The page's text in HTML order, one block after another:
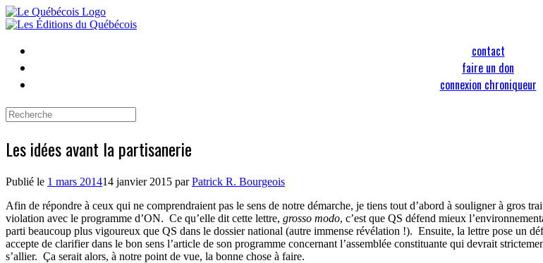
Skip
to
contact
faire un don
connexion chroniqueur
Search
Les idées avant la partisanerie
Publié le 1 mars 201414 janvier 2015 parPatrick R. Bourgeois
Afin de répondre à ceux qui ne comprendraient pas le sens de notre démarche, je tiens tout d’abord à souligner à gros
violation avec le programme d’ON. Ce qu’elle dit cette lettre, grosso modo, c’est que QS défend mieux
parti beaucoup plus vigoureux que QS dans le dossier national (autre immense révélation !). Ensuite, la lettre pose un
accepte de clarifier dans le bon sens l’article de son programme concernant l’assemblée constituante qui devrait
s’allier. Ça serait alors, à notre point de vue, la bonne chose à faire.